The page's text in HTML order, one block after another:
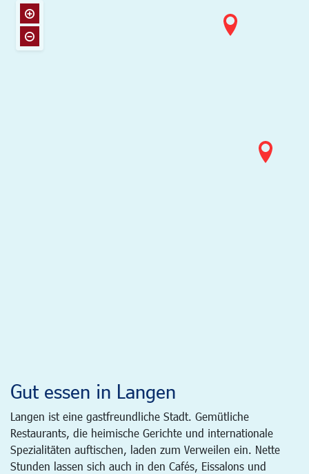
Gut essen in Langen
Langen ist eine gastfreundliche Stadt. Gemütliche
Restaurants, die heimische Gerichte und internationale
Spezialitäten auftischen, laden zum Verweilen ein. Nette
Stunden lassen sich auch in den Cafés, Eissalons und